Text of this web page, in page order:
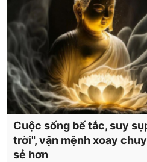
Cuộc sống bế tắc, suy
trời", vận mệnh xoay
sẻ hơn